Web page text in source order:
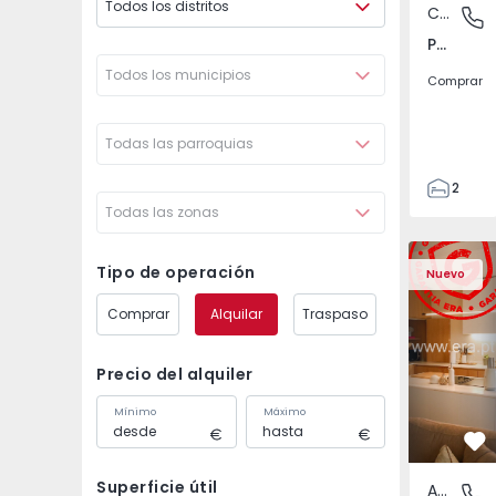
Todos los distritos
Todos los municipios
Todas las parroquias
Todas las zonas
Tipo de operación
Comprar Alquilar Traspaso
Precio del alquiler
Mínimo Máximo
Superficie útil
Pego,
Casa
Pego, Abrantes
Comprar
2
99
59
110
0
Nuevo
Apartamento T2
Apartamento